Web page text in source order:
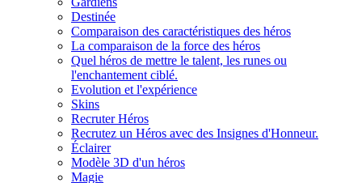
Destinée
Comparaison des caractéristiques des héros
La comparaison de la force des héros
Quel héros de mettre le talent, les runes ou
l'enchantement ciblé.
Evolution et l'expérience
Skins
Recruter Héros
Recrutez un Héros avec des Insignes d'Honneur.
Éclairer
Modèle 3D d'un héros
Magie